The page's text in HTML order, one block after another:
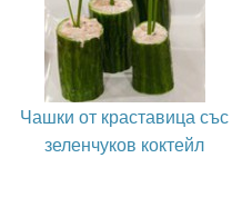
Чашки от краставица със
зеленчуков коктейл